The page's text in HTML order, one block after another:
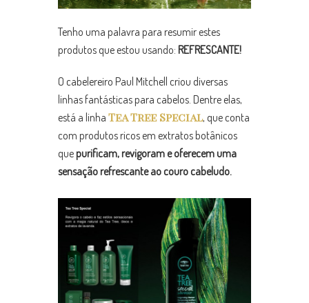
Tenho uma palavra para resumir estes
produtos que estou usando: REFRESCANTE!
O cabelereiro Paul Mitchell criou diversas
linhas fantásticas para cabelos. Dentre elas,
está a linha Tea Tree Special, que conta
com produtos ricos em extratos botânicos
que purificam, revigoram e oferecem uma
sensação refrescante ao couro cabeludo.